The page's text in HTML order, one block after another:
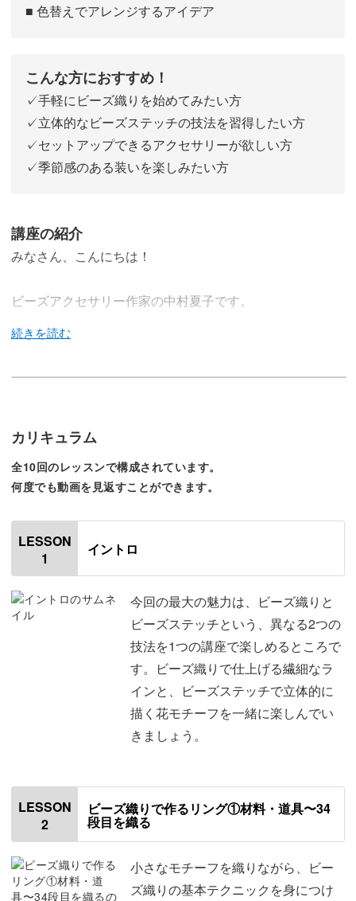
■ 色替えでアレンジするアイデア
こんな方におすすめ！
✓手軽にビーズ織りを始めてみたい方
✓立体的なビーズステッチの技法を習得したい方
✓セットアップできるアクセサリーが欲しい方
✓季節感のある装いを楽しみたい方
講座の紹介
みなさん、こんにちは！
ビーズアクセサリー作家の中村夏子です。
トと、装いに華を添えてくれる作品ですよ♪
「ビーズ織り」と「ビーズステッチ」2つの技法を楽しめ
るのも魅力。
上品なカラーで、初夏らしい軽やかな雰囲気に仕上げてい
初めてのビーズ織りにぴったり
この講座では、ビーズ織りの基礎から丁寧に解説していき
ます。
カリキュラム
全10回のレッスンで構成されています。
何度でも動画を見返すことができます。
LESSON
1
イントロ
今回の最大の魅力は、ビーズ織りと
ビーズステッチという、異なる2つの
技法を1つの講座で楽しめるところで
す。ビーズ織りで仕上げる繊細なラ
インと、ビーズステッチで立体的に
描く花モチーフを一緒に楽しんでい
きましょう。
LESSON
2
ビーズ織りで作るリング①材料・道具〜34
段目を織る
小さなモチーフを織りながら、ビー
ズ織りの基本テクニックを身につけ